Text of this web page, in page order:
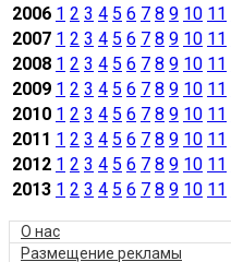
2006 1 2 3 4 5 6 7 8 9 10 11
2007 1 2 3 4 5 6 7 8 9 10 11
2008 1 2 3 4 5 6 7 8 9 10 11
2009 1 2 3 4 5 6 7 8 9 10 11
2010 1 2 3 4 5 6 7 8 9 10 11
2011 1 2 3 4 5 6 7 8 9 10 11
2012 1 2 3 4 5 6 7 8 9 10 11
2013 1 2 3 4 5 6 7 8 9 10 11
О нас
Размещение рекламы